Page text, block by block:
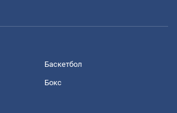
Баскетбол
Бокс